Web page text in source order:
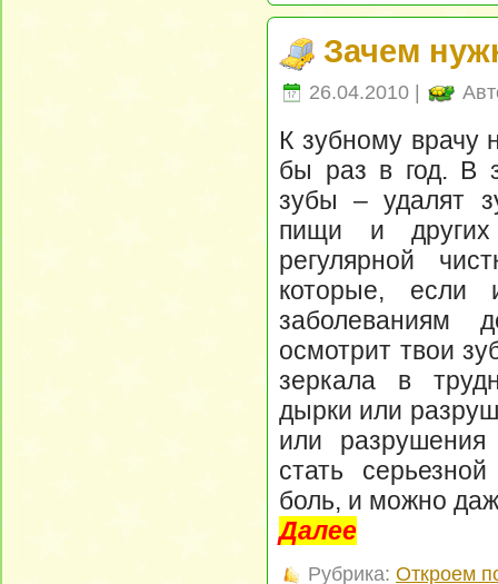
Зачем
26.04.2010 |
К зубному врачу
бы раз в год. В
зубы – удалят
пищи и других
регулярной
которые, если
заболеваниям
осмотрит твои
зеркала в
дырки или
или
стать
боль, и можно
Далее
Рубрика: Откроем